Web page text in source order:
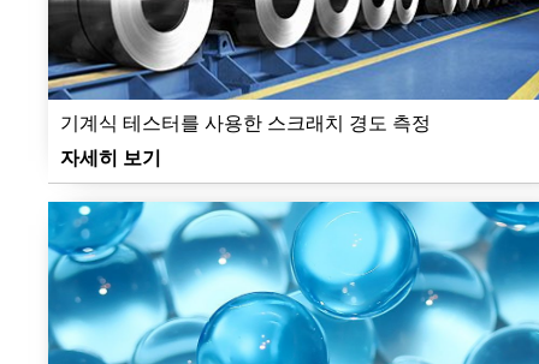
기계식 테스터를 사용한 스크래치 경도 측정
자세히 보기